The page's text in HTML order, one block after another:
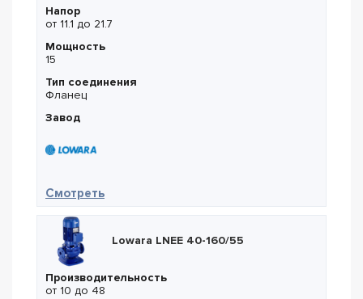
Напор
от 11.1 до 21.7
Мощность
15
Тип соединения
Фланец
Завод
Смотреть— Lowara LNES 150-250/150
Lowara LNEE 40-160/55
Производительность
от 10 до 48